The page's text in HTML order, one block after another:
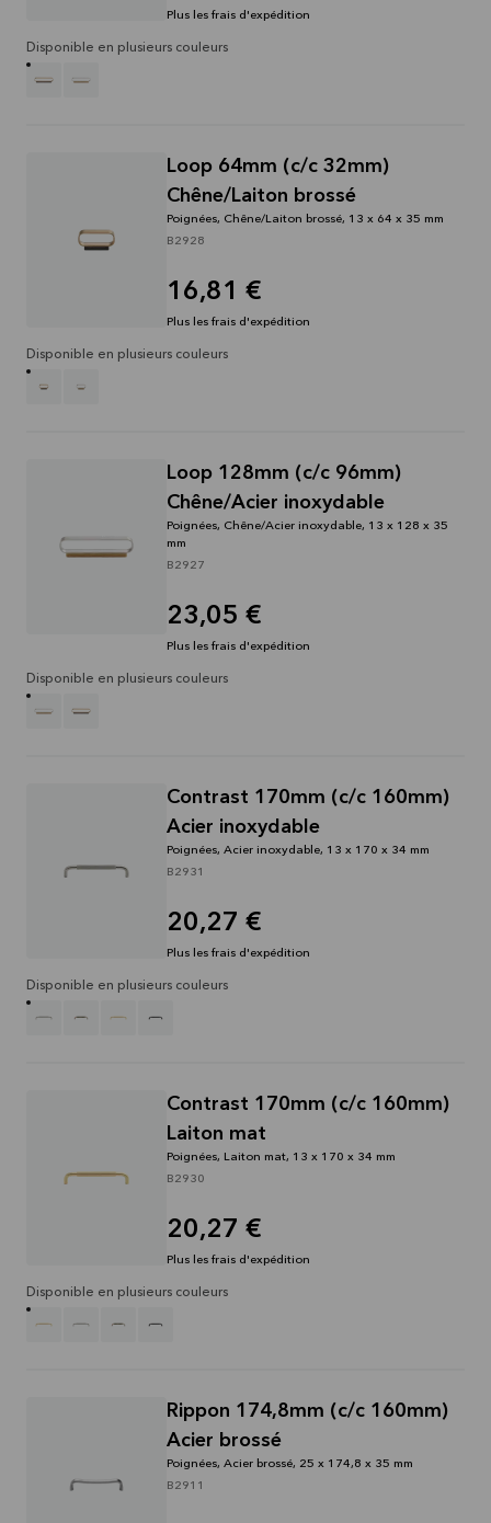
Plus les frais d'expédition
Disponible en plusieurs couleurs
Loop 64mm (c/c 32mm)
Chêne/Laiton brossé
Poignées, Chêne/Laiton brossé, 13 x 64 x 35 mm
B2928
16,81 €
Plus les frais d'expédition
Disponible en plusieurs couleurs
Loop 128mm (c/c 96mm)
Chêne/Acier inoxydable
Poignées, Chêne/Acier inoxydable, 13 x 128 x 35
mm
B2927
23,05 €
Plus les frais d'expédition
Disponible en plusieurs couleurs
Contrast 170mm (c/c 160mm)
Acier inoxydable
Poignées, Acier inoxydable, 13 x 170 x 34 mm
B2931
20,27 €
Plus les frais d'expédition
Disponible en plusieurs couleurs
Contrast 170mm (c/c 160mm)
Laiton mat
Poignées, Laiton mat, 13 x 170 x 34 mm
B2930
20,27 €
Plus les frais d'expédition
Disponible en plusieurs couleurs
Rippon 174,8mm (c/c 160mm)
Acier brossé
Poignées, Acier brossé, 25 x 174,8 x 35 mm
B2911